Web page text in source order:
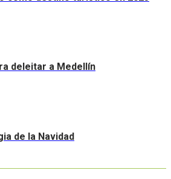
deleitar a Medellín
de la Navidad